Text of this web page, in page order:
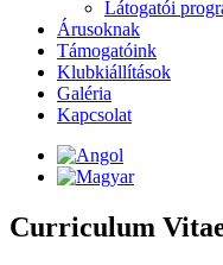
Látogatói
Árusoknak
Támogatóink
Klubkiállítások
Galéria
Kapcsolat
Curriculum